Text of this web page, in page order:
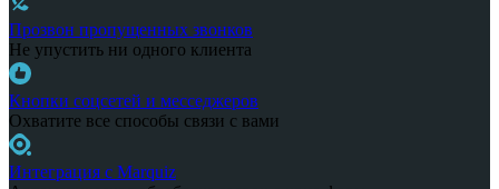
Прозвон пропущенных звонков
Не упустить ни одного клиента
Кнопки соцсетей и месседжеров
Охватите все способы связи с вами
Интеграция с Marquiz